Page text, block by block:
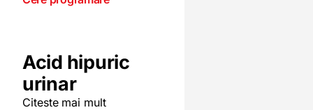
Acid hipuric
urinar
Citeste mai mult